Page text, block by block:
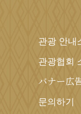
관광 안내
관광협회
バナー広
문의하기